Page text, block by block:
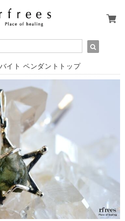
イト ペンダントトップ